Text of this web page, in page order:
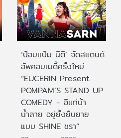
‘ป๋อมแป๋ม นิติ’ จัดสแตนด์
อัพคอมเมดี้ครั้งใหม่
“EUCERIN Present
POMPAM’S STAND UP
COMEDY - อิแก่บ้า
น้ำลาย อยู่ยั้งยืนยาย
แบบ SHINE ชรา”